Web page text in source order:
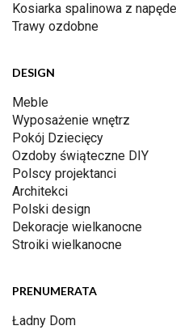
Kosiarka spalinowa z
Trawy ozdobne
DESIGN
Meble
Wyposażenie wnętrz
Pokój Dziecięcy
Ozdoby świąteczne DIY
Polscy projektanci
Architekci
Polski design
Dekoracje wielkanocne
Stroiki wielkanocne
PRENUMERATA
Ładny Dom